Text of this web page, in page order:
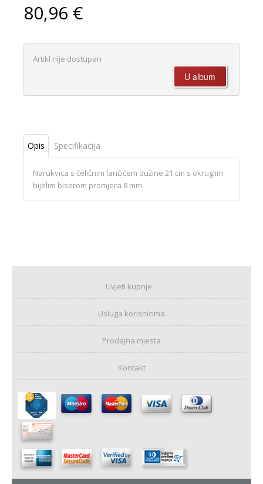
80,96 €
Artikl nije dostupan
Opis Specifikacija
Narukvica s čeličnim lančićem dužine 21 cm s okruglim
bijelim biserom promjera 8 mm.
Uvjeti kupnje
Usluga korisnicima
Prodajna mjesta
Kontakt